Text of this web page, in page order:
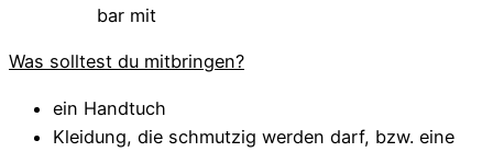
bar mit
Was solltest du mitbringen?
ein Handtuch
Kleidung, die schmutzig werden darf, bzw. eine